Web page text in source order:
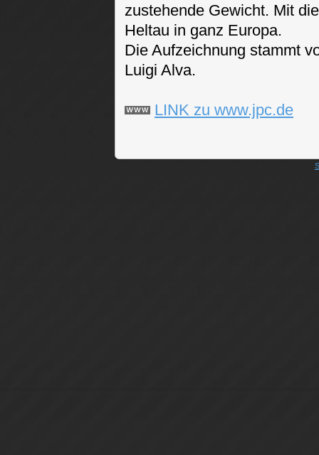
zustehende Gewicht. Mit
Heltau in ganz Europa.
Die Aufzeichnung stammt
Luigi Alva.
LINK zu www.jpc.de